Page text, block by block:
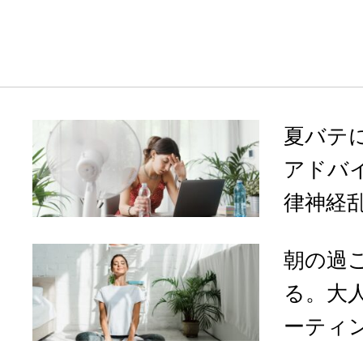
夏バテ
アドバ
律神経
朝の過
る。大
ーティ